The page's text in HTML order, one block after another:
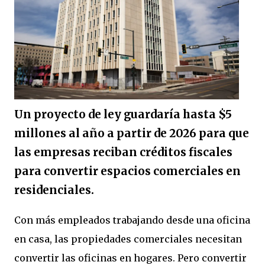
Un proyecto de ley guardaría hasta $5
millones al año a partir de 2026 para que
las empresas reciban créditos fiscales
para convertir espacios comerciales en
residenciales.
Con más empleados trabajando desde una oficina
en casa, las propiedades comerciales necesitan
convertir las oficinas en hogares. Pero convertir